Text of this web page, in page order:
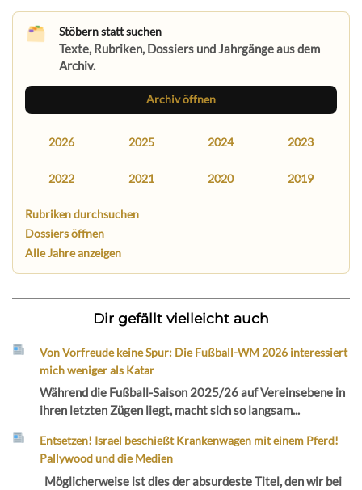
Stöbern statt suchen
Texte, Rubriken, Dossiers und Jahrgänge aus dem
Archiv.
Archiv öffnen
2026 2025 2024 2023
2022 2021 2020 2019
Rubriken durchsuchen
Dossiers öffnen
Alle Jahre anzeigen
Dir gefällt vielleicht auch
Von Vorfreude keine Spur: Die Fußball-WM 2026 interessiert
mich weniger als Katar
Während die Fußball-Saison 2025/26 auf Vereinsebene in
ihren letzten Zügen liegt, macht sich so langsam...
Entsetzen! Israel beschießt Krankenwagen mit einem Pferd!
Pallywood und die Medien
Möglicherweise ist dies der absurdeste Titel, den wir bei